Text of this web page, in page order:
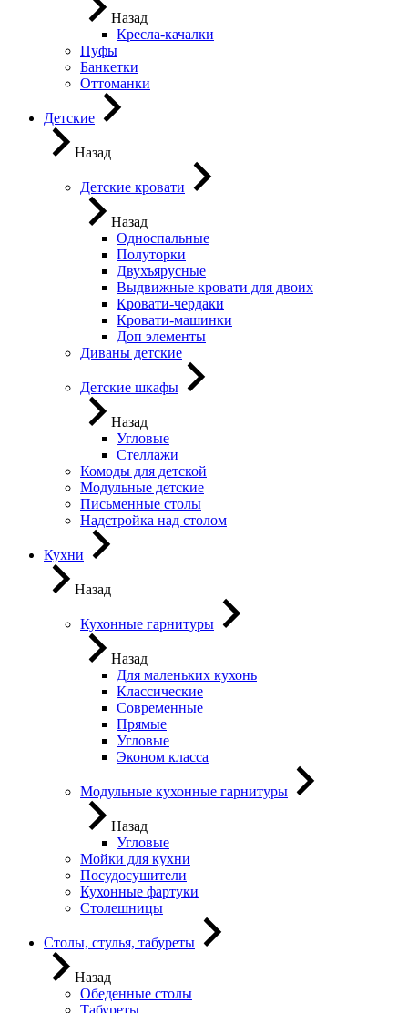
Назад
Кресла-качалки
Пуфы
Банкетки
Оттоманки
Детские
Назад
Детские кровати
Назад
Односпальные
Полуторки
Двухъярусные
Выдвижные кровати для двоих
Кровати-чердаки
Кровати-машинки
Доп элементы
Диваны детские
Детские шкафы
Назад
Угловые
Стеллажи
Комоды для детской
Модульные детские
Письменные столы
Надстройка над столом
Кухни
Назад
Кухонные гарнитуры
Назад
Для маленьких кухонь
Классические
Современные
Прямые
Угловые
Эконом класса
Модульные кухонные гарнитуры
Назад
Угловые
Мойки для кухни
Посудосушители
Кухонные фартуки
Столешницы
Столы, стулья, табуреты
Назад
Обеденные столы
Табуреты